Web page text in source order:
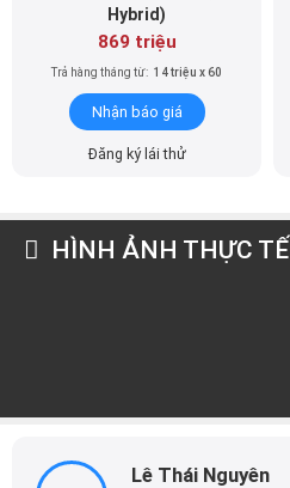
Hybrid)
869 triệu
Trả hàng tháng từ: 14 triệu x 60
Nhận báo giá
Đăng ký lái thử
HÌNH ẢNH THỰC TẾ
Lê Thái Nguyên